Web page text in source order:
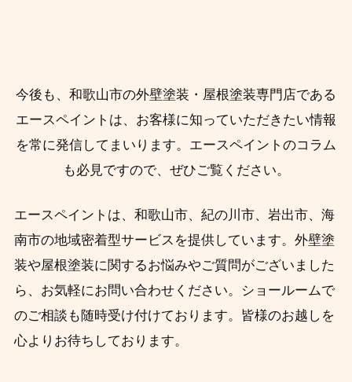
今後も、和歌山市の外壁塗装・屋根塗装専門店である
エースペイントは、お客様に知っていただきたい情報
を常に発信してまいります。エースペイントのコラム
も必見ですので、ぜひご覧ください。
エースペイントは、和歌山市、紀の川市、岩出市、海
南市の地域密着型サービスを提供しています。外壁塗
装や屋根塗装に関するお悩みやご質問がございました
ら、お気軽にお問い合わせください。ショールームで
のご相談も随時受け付けております。皆様のお越しを
心よりお待ちしております。